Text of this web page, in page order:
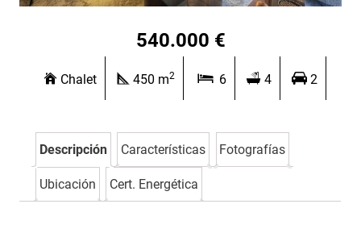
540.000 €
Chalet 450 m2 6 4 2
Descripción Características Fotografías
Ubicación Cert. Energética